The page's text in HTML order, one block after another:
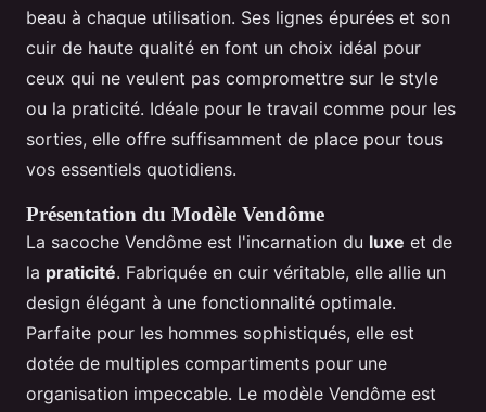
beau à chaque utilisation. Ses lignes épurées et son
cuir de haute qualité en font un choix idéal pour
ceux qui ne veulent pas compromettre sur le style
ou la praticité. Idéale pour le travail comme pour les
sorties, elle offre suffisamment de place pour tous
vos essentiels quotidiens.
Présentation du Modèle Vendôme
La sacoche Vendôme est l'incarnation du luxe et de
la praticité. Fabriquée en cuir véritable, elle allie un
design élégant à une fonctionnalité optimale.
Parfaite pour les hommes sophistiqués, elle est
dotée de multiples compartiments pour une
organisation impeccable. Le modèle Vendôme est